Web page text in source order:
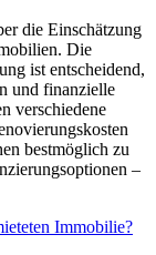
die Einschätzung
Die
ist entscheidend,
und finanzielle
verschiedene
bestmöglich zu
–